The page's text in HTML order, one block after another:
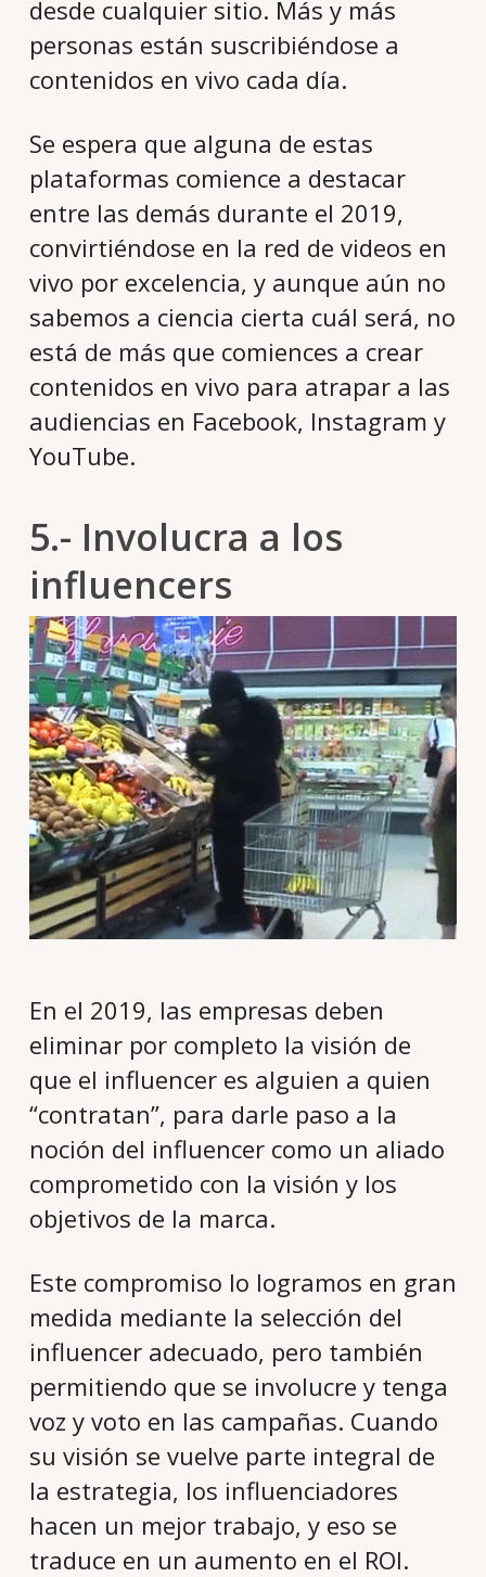
desde cualquier sitio. Más y más
personas están suscribiéndose a
contenidos en vivo cada día.
Se espera que alguna de estas
plataformas comience a destacar
entre las demás durante el 2019,
convirtiéndose en la red de videos en
vivo por excelencia, y aunque aún no
sabemos a ciencia cierta cuál será, no
está de más que comiences a crear
contenidos en vivo para atrapar a las
audiencias en Facebook, Instagram y
YouTube.
5.- Involucra a los
influencers
En el 2019, las empresas deben
eliminar por completo la visión de
que el influencer es alguien a quien
“contratan”, para darle paso a la
noción del influencer como un aliado
comprometido con la visión y los
objetivos de la marca.
Este compromiso lo logramos en gran
medida mediante la selección del
influencer adecuado, pero también
permitiendo que se involucre y tenga
voz y voto en las campañas. Cuando
su visión se vuelve parte integral de
la estrategia, los influenciadores
hacen un mejor trabajo, y eso se
traduce en un aumento en el ROI.